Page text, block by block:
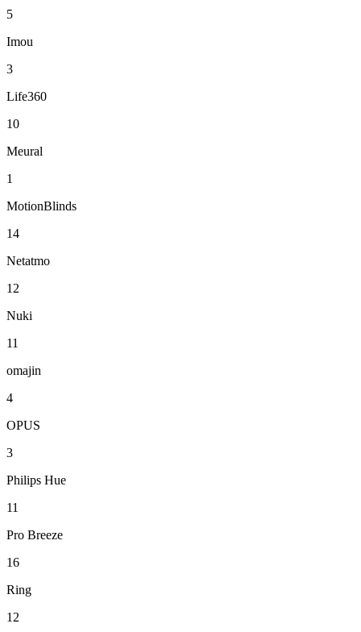
5
Imou
3
Life360
10
Meural
1
MotionBlinds
14
Netatmo
12
Nuki
11
omajin
4
OPUS
3
Philips Hue
11
Pro Breeze
16
Ring
12